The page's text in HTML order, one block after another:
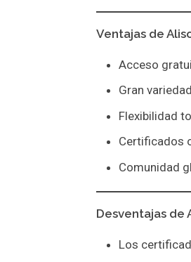
Ventajas de
Acceso
Gran
Flexibilidad
Certificados
Comunidad
Desventajas de
Los